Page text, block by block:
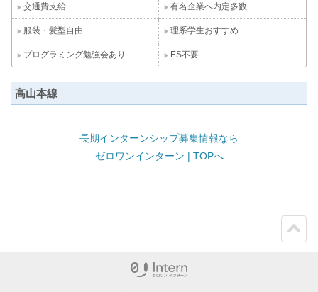
交通費支給 有名企業へ内定多数
服装・髪型自由 理系学生おすすめ
プログラミング勉強会あり ES不要
高山本線
長期インターンシップ募集情報なら
ゼロワンインターン | TOPへ